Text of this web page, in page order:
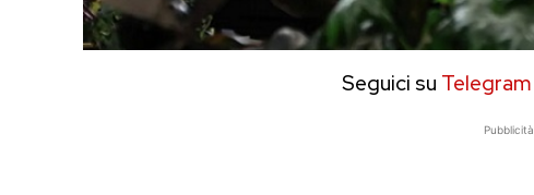
Seguici su Telegram
Pubblicità